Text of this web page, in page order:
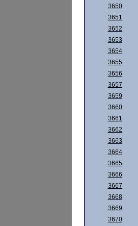
3650
3651
3652
3653
3654
3655
3656
3657
3659
3660
3661
3662
3663
3664
3665
3666
3667
3668
3669
3670